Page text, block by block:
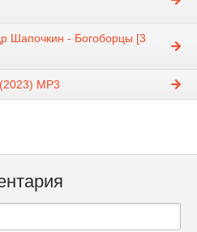
Шапочкин - Богоборцы [3
МР3